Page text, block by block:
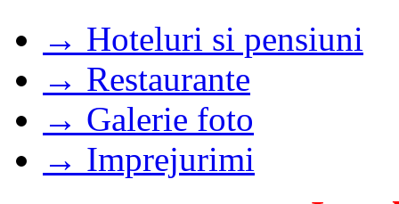
→ Hoteluri si pensiuni
→ Restaurante
→ Galerie foto
→ Imprejurimi